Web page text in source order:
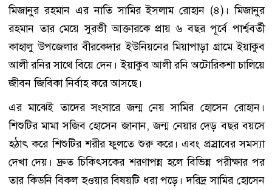
মিজানুর রহমান এর নাতি সামির ইসলাম রোহান (৪)। মিজানুর
রহমান তার মেয়ে সুরভী আক্তারকে প্রায় ৬ বছর পূর্বে পার্শ্ববর্তী
কাহালু উপজেলার বীরকেদার ইউনিয়নের মিয়াপাড়া গ্রামে ইয়াকুব
আলী রনির সাথে বিয়ে দেন। ইয়াকুব আলী রনি অটোরিকশা চালিয়ে
জীবন জিবিকা নির্বাহ করে আসছে।
এর মাঝেই তাদের সংসারে জন্ম নেয় সামির হোসেন রোহান।
শিশুটির মামা সজিব হোসেন জানান, জন্ম নেয়ার দেড় বছর বয়সে
হঠাৎ করে শিশুটির শরীর ফুলতে শুরু করে। এবং প্রস্রাবের সমস্যা
দেখা দেয়। দ্রুত চিকিৎসকের শরণাপন্ন হলে বিভিন্ন পরীক্ষার পর
তার কিডনি বিকল হওয়ার বিষয়টি ধরা পড়ে। দরিদ্র সামির হোসেন